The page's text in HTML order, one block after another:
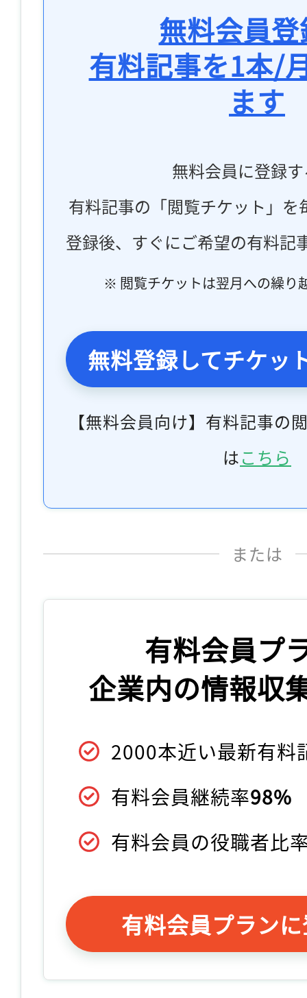
無料会員
有料記事を1本/
ます
無料会員に登録
有料記事の「閲覧チケット」
登録後、すぐにご希望の有料記
※ 閲覧チケットは翌月への繰り
無料登録してチケッ
【無料会員向け】有料記事の
はこちら
または
有料会員プ
企業内の情報収
2000本近い最新有料
有料会員継続率98%
有料会員の役職者比
有料会員プラン